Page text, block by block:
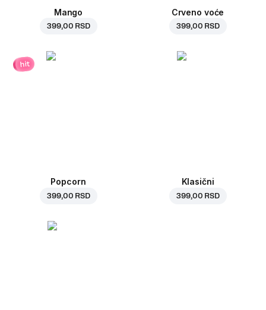
Mango
399,00 RSD
Crveno voće
399,00 RSD
hit
Popcorn
399,00 RSD
Klasični
399,00 RSD